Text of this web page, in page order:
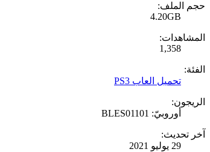
حجم الملف:
4.20GB
المشاهدات:
1,358
الفئة:
تحميل العاب PS3
الريجون:
أوروبيّ: BLES01101
آخر تحديث:
29 يوليو 2021